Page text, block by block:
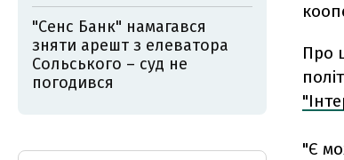
Про
"Є
"Сенс Банк" намагався
зняти арешт з елеватора
Сольського – суд не
погодився